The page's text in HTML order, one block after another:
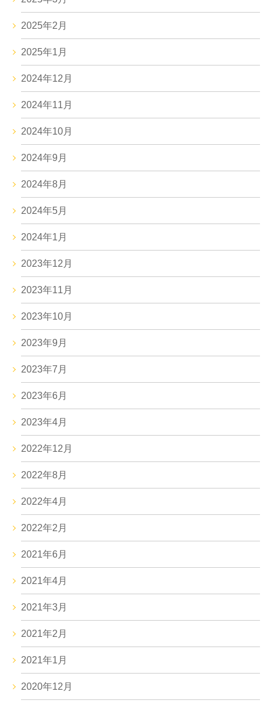
2025年2月
2025年1月
2024年12月
2024年11月
2024年10月
2024年9月
2024年8月
2024年5月
2024年1月
2023年12月
2023年11月
2023年10月
2023年9月
2023年7月
2023年6月
2023年4月
2022年12月
2022年8月
2022年4月
2022年2月
2021年6月
2021年4月
2021年3月
2021年2月
2021年1月
2020年12月